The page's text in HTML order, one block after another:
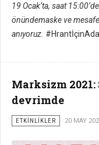
19 Ocak’ta, saat 15:00’de
önündemaske ve
anıyoruz.
Marksizm
devrimde
ETKİNLİKLER 20 MAY